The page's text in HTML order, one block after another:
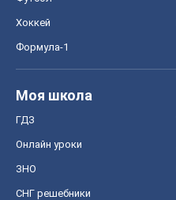
Хоккей
Формула-1
Моя школа
ГДЗ
Онлайн уроки
ЗНО
СНГ решебники